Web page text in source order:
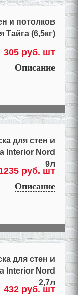
и потолков
Тайга (6,5кг)
305 руб. шт
Описание
для стен и
Interior Nord
9л
руб. шт
Описание
для стен и
Interior Nord
2,7л
432 руб. шт